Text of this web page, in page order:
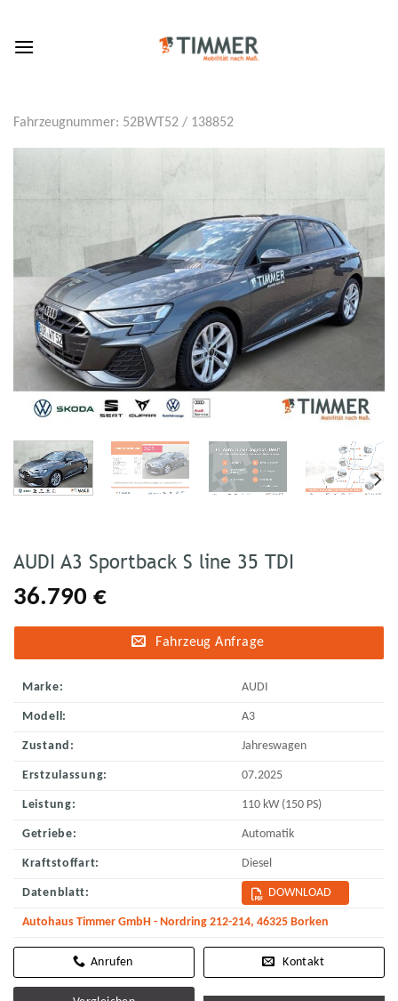
content
Fahrzeugnummer: 52BWT52 / 138852
AUDI A3 Sportback S line 35 TDI
36.790 €
Fahrzeug Anfrage
Marke: AUDI
Modell: A3
Zustand: Jahreswagen
Erstzulassung: 07.2025
Leistung: 110 kW (150 PS)
Getriebe: Automatik
Kraftstoffart: Diesel
Datenblatt: DOWNLOAD
Autohaus Timmer GmbH - Nordring 212-214, 46325 Borken
Kontakt